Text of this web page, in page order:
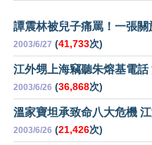
譚震林被兒子痛罵！一張
2003/6/27 (41,733次)
江外甥上海竊聽朱熔基電
2003/6/26 (36,868次)
溫家寶坦承致命八大危機
2003/6/26 (21,426次)